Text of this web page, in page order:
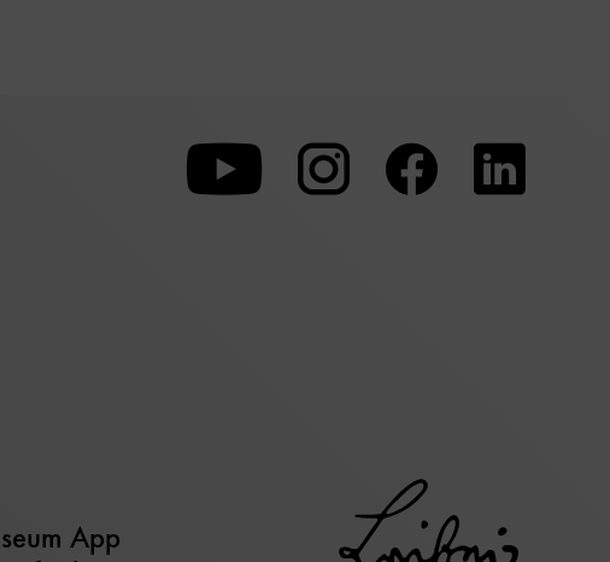
App
Zu
unserer
Zu
unserer
Zu
unserer